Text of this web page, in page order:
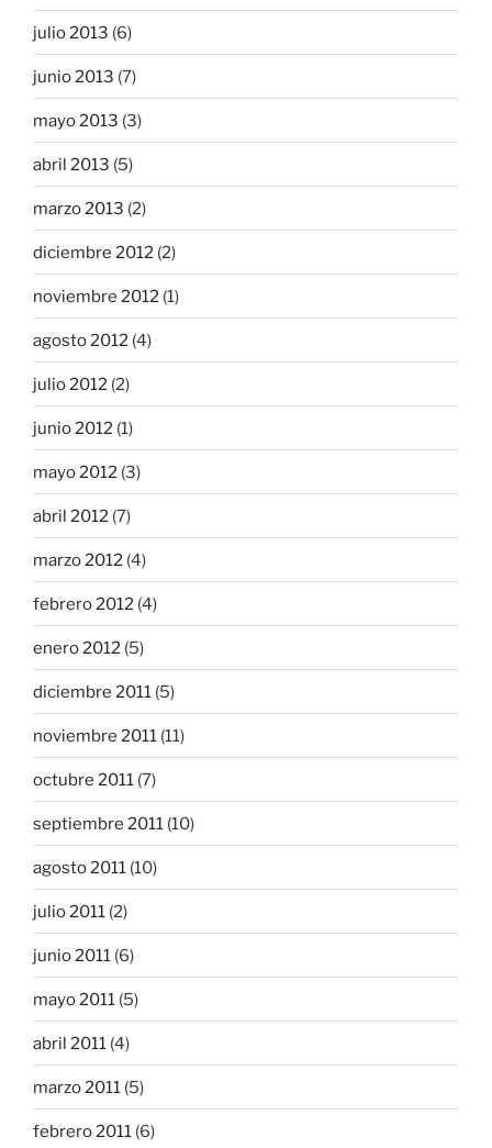
julio 2013 (6)
junio 2013 (7)
mayo 2013 (3)
abril 2013 (5)
marzo 2013 (2)
diciembre 2012 (2)
noviembre 2012 (1)
agosto 2012 (4)
julio 2012 (2)
junio 2012 (1)
mayo 2012 (3)
abril 2012 (7)
marzo 2012 (4)
febrero 2012 (4)
enero 2012 (5)
diciembre 2011 (5)
noviembre 2011 (11)
octubre 2011 (7)
septiembre 2011 (10)
agosto 2011 (10)
julio 2011 (2)
junio 2011 (6)
mayo 2011 (5)
abril 2011 (4)
marzo 2011 (5)
febrero 2011 (6)